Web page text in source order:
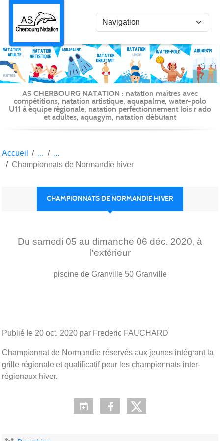
AS CHERBOURG NATATION : natation maîtres avec
compétitions, natation artistique, aquapalme, water-polo
U11 à équipe régionale, natation perfectionnement loisir ado
et adultes, aquagym, natation débutant
Accueil
Championnats de Normandie hiver
CHAMPIONNATS DE NORMANDIE HIVER
Du samedi 05 au dimanche 06 déc. 2020, à
l'extérieur
piscine de Granville 50 Granville
Publié le 20 oct. 2020 par Frederic FAUCHARD
Championnat de Normandie réservés aux jeunes intégrant la
grille régionale et qualificatif pour les championnats inter-
régionaux hiver.
Panneau de gestion des cookies